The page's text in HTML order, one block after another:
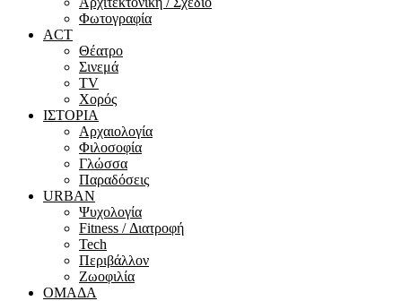
Φωτογραφία
ACT
Θέατρο
Σινεμά
ΤV
Χορός
ΙΣΤΟΡΙΑ
Αρχαιολογία
Φιλοσοφία
Γλώσσα
Παραδόσεις
URBAN
Ψυχολογία
Fitness / Διατροφή
Tech
Περιβάλλον
Ζωοφιλία
ΟΜΑΔΑ